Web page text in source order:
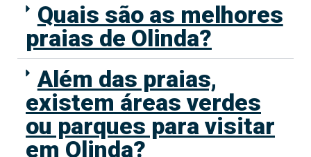
Quais são as melhores
praias de Olinda?
Além das praias,
existem áreas verdes
ou parques para visitar
em Olinda?